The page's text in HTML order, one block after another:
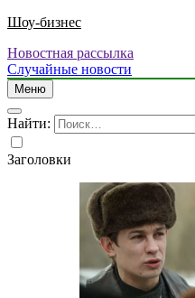
Шоу-бизнес
Новостная рассылка
Случайные новости
Меню
Найти:
Заголовки